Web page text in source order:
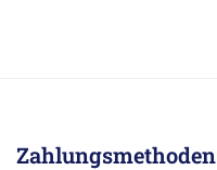
Zahlungsmethoden